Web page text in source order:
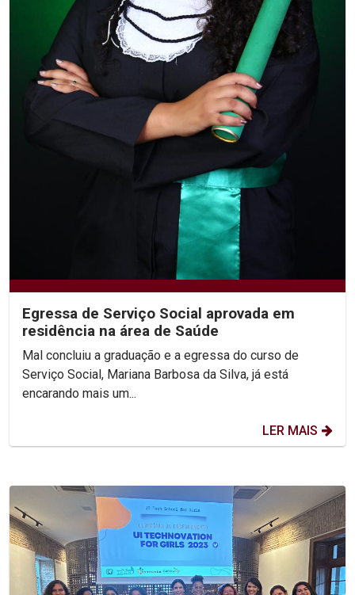
Egressa de Serviço Social aprovada em
residência na área de Saúde
Mal concluiu a graduação e a egressa do curso de
Serviço Social, Mariana Barbosa da Silva, já está
encarando mais um...
LER MAIS